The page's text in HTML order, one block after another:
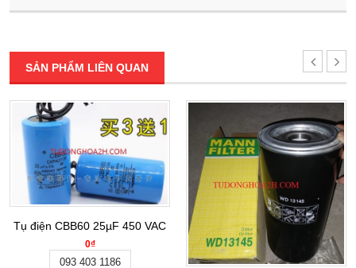
SẢN PHẨM LIÊN QUAN
Tụ điện CBB60 25µF 450 VAC
0₫
093 403 1186